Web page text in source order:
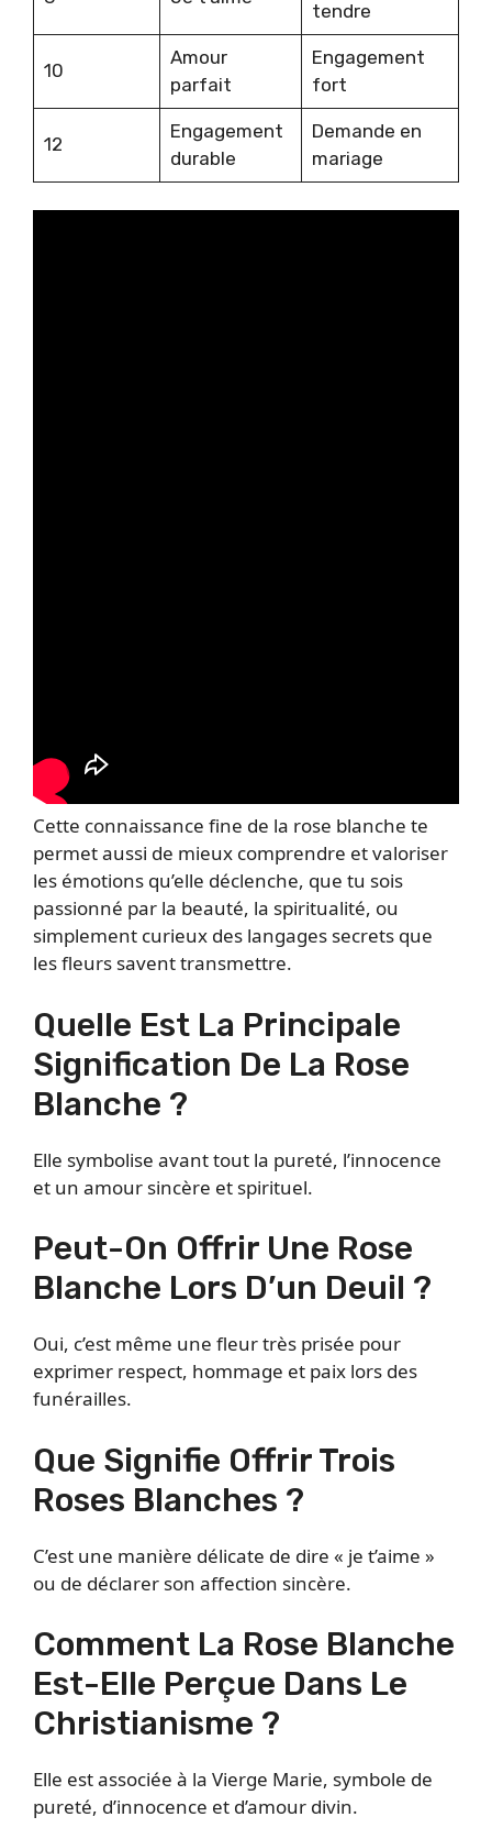
tendre
10
Amour
parfait
Engagement
fort
12
Engagement
durable
Demande en
mariage
Cette connaissance fine de la rose blanche te
permet aussi de mieux comprendre et valoriser
les émotions qu’elle déclenche, que tu sois
passionné par la beauté, la spiritualité, ou
simplement curieux des langages secrets que
les fleurs savent transmettre.
Quelle Est La Principale
Signification De La Rose
Blanche ?
Elle symbolise avant tout la pureté, l’innocence
et un amour sincère et spirituel.
Peut-On Offrir Une Rose
Blanche Lors D’un Deuil ?
Oui, c’est même une fleur très prisée pour
exprimer respect, hommage et paix lors des
funérailles.
Que Signifie Offrir Trois
Roses Blanches ?
C’est une manière délicate de dire « je t’aime »
ou de déclarer son affection sincère.
Comment La Rose Blanche
Est-Elle Perçue Dans Le
Christianisme ?
Elle est associée à la Vierge Marie, symbole de
pureté, d’innocence et d’amour divin.